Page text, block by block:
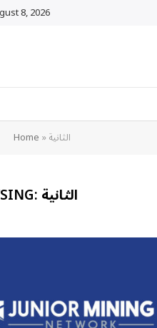
8, 2026
Home»الثانية
الثانية